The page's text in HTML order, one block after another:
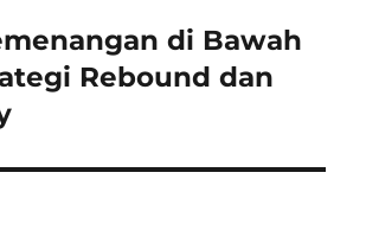
di Bawah
Rebound dan